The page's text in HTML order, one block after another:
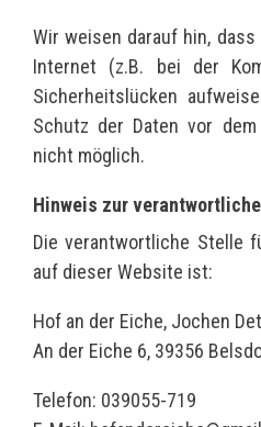
Wir weisen darauf hin,
Internet (z.B. bei der
Sicherheitslücken
Schutz der Daten vor
nicht möglich.
Hinweis zur
Die verantwortliche Stelle
auf dieser Website ist:
Hof an der Eiche, Jochen
An der Eiche 6, 39356
Telefon: 039055-719